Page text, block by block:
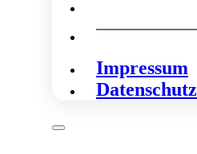
Impressum
Datenschutz